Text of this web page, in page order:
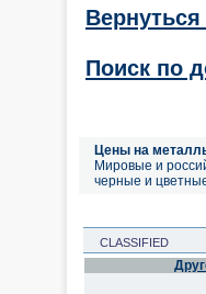
Поиск по
Цены на
Мировые и
черные и
CLASSIFIED